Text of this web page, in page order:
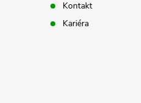
Kontakt
Kariéra